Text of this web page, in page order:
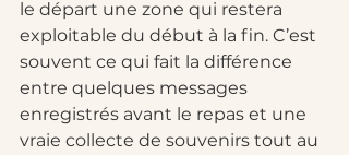
le départ une zone qui restera
exploitable du début à la fin. C’est
souvent ce qui fait la différence
entre quelques messages
enregistrés avant le repas et une
vraie collecte de souvenirs tout au